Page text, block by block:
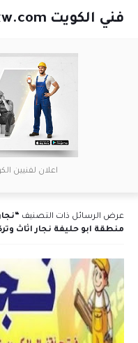
فني الكويت fanikw.com
اعلان لفنيين
عرض الرسائل ذات التصنيف
منطقة ابو حليفة نجار اثاث